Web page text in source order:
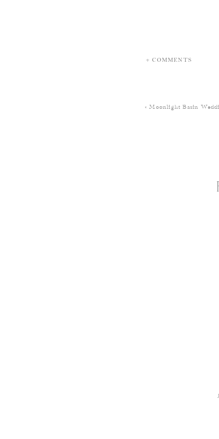
+ COMMENTS
«Moonlight Basin